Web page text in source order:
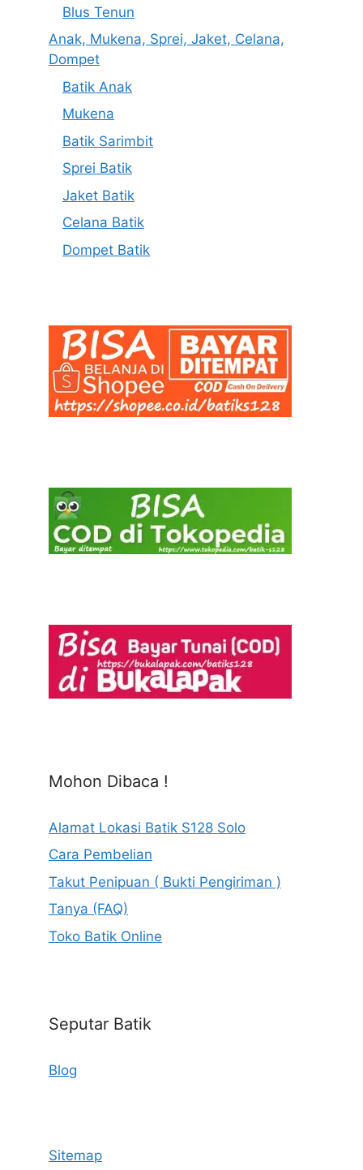
Blus Tenun
Anak, Mukena, Sprei, Jaket, Celana,
Dompet
Batik Anak
Mukena
Batik Sarimbit
Sprei Batik
Jaket Batik
Celana Batik
Dompet Batik
Mohon Dibaca !
Alamat Lokasi Batik S128 Solo
Cara Pembelian
Takut Penipuan ( Bukti Pengiriman )
Tanya (FAQ)
Toko Batik Online
Seputar Batik
Blog
Sitemap